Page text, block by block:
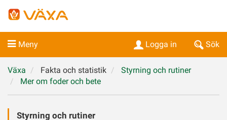
Meny Sök
Logga in
Växa Fakta och statistik
Styrning och rutiner
Mer om foder och bete
Styrning och rutiner